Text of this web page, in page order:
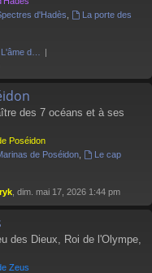
d'Hadès
La porte des
d…
des 7 océans et à ses
Poséidon
de Poséidon,
Le cap
, dim. mai 17, 2026 1:44 pm
des Dieux, Roi de l'Olympe,
Zeus